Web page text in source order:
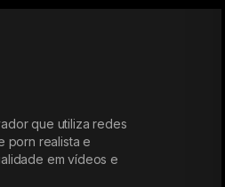
que utiliza redes
porn realista e
em vídeos e